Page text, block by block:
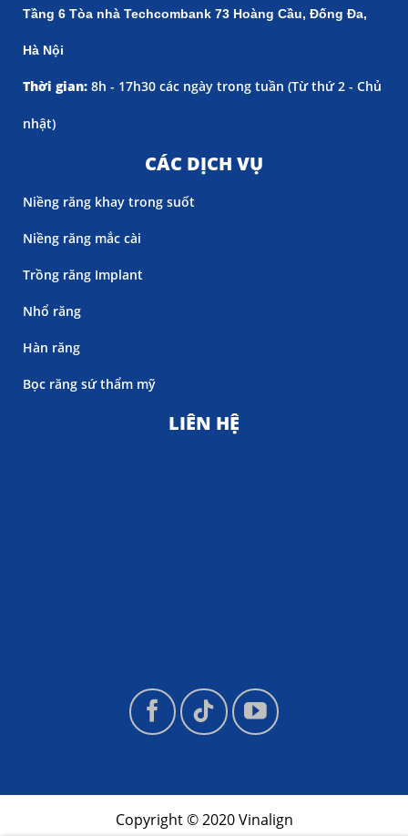
Tầng 6 Tòa nhà Techcombank 73 Hoàng Cầu, Đống Đa,
Hà Nội
Thời gian: 8h - 17h30 các ngày trong tuần (Từ thứ 2 - Chủ
nhật)
CÁC DỊCH VỤ
Niềng răng khay trong suốt
Niềng răng mắc cài
Trồng răng Implant
Nhổ răng
Hàn răng
Bọc răng sứ thẩm mỹ
LIÊN HỆ
Copyright © 2020 Vinalign